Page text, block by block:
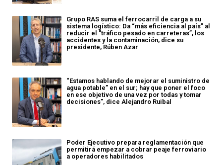
Grupo RAS suma el ferrocarril de carga a su
sistema logístico: Da “más eficiencia al país” al
reducir el "tráfico pesado en carreteras”, los
accidentes y la contaminación, dice su
presidente, Rúben Azar
“Estamos hablando de mejorar el suministro de
agua potable” en el sur; hay que poner el foco
en ese objetivo de una vez por todas y tomar
decisiones”, dice Alejandro Ruibal
Poder Ejecutivo prepara reglamentación que
permitirá empezar a cobrar peaje ferroviario
a operadores habilitados